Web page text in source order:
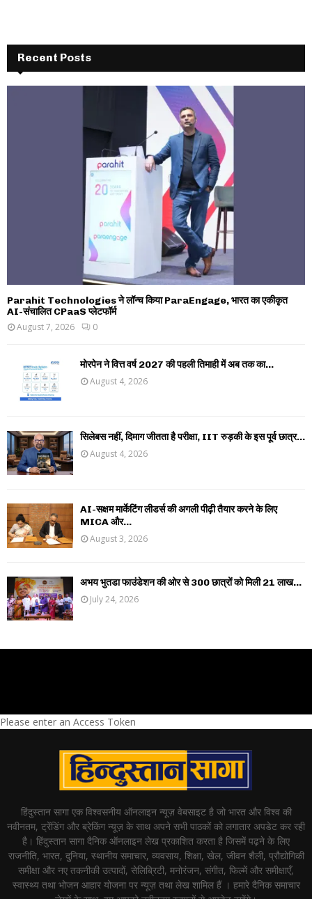
Recent Posts
Parahit Technologies ने लॉन्च किया ParaEngage, भारत का एकीकृत
AI-संचालित CPaaS प्लेटफॉर्म
August 7, 2026
0
मोरपेन ने वित्त वर्ष 2027 की पहली तिमाही में अब तक का...
August 4, 2026
सिलेबस नहीं, दिमाग जीतता है परीक्षा, IIT रुड़की के इस पूर्व छात्र...
August 4, 2026
AI-सक्षम मार्केटिंग लीडर्स की अगली पीढ़ी तैयार करने के लिए
MICA और...
August 3, 2026
अभय भुतडा फाउंडेशन की ओर से 300 छात्रों को मिली 21 लाख...
July 24, 2026
Please enter an Access Token
हिंदुस्तान सागा एक विश्वसनीय ऑनलाइन न्यूज़ वेबसाइट है जो भारत और विश्व की
नवीनतम, ट्रेंडिंग और ब्रेकिंग न्यूज़ के साथ अपने सभी पाठकों को लगातार अपडेट कर रही
है। हिंदुस्तान सागा दैनिक ऑनलाइन लेख प्रकाशित करता है जिसमें पढ़ने के लिए
राजनीति, भारत, दुनिया, स्थानीय समाचार, व्यवसाय, शिक्षा, खेल, जीवन शैली, प्रौद्योगिकी
समीक्षा और नए तकनीकी उत्पादों, सेलिब्रिटी, मनोरंजन, संगीत, फिल्में और समीक्षाएँ,
स्वास्थ्य तथा भोजन आहार योजना पर न्यूज़ तथा लेख शामिल हैं । हमारे दैनिक समाचार